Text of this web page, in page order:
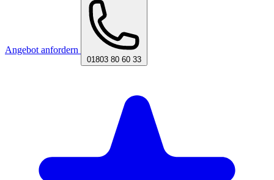
Angebot anfordern
01803 80 60 33